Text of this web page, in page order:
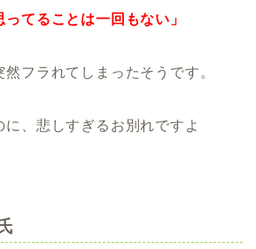
ってることは一回もない」
フラれてしまったそうです。
、悲しすぎるお別れですよ